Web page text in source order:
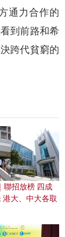
通力合作的
到前路和希
跨代貧窮的
聯招放榜 四成
港大、中大各取